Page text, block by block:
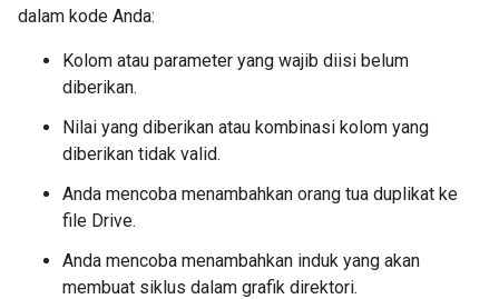
dalam kode Anda:
Kolom atau parameter yang wajib diisi belum
diberikan.
Nilai yang diberikan atau kombinasi kolom yang
diberikan tidak valid.
Anda mencoba menambahkan orang tua duplikat ke
file Drive.
Anda mencoba menambahkan induk yang akan
membuat siklus dalam grafik direktori.